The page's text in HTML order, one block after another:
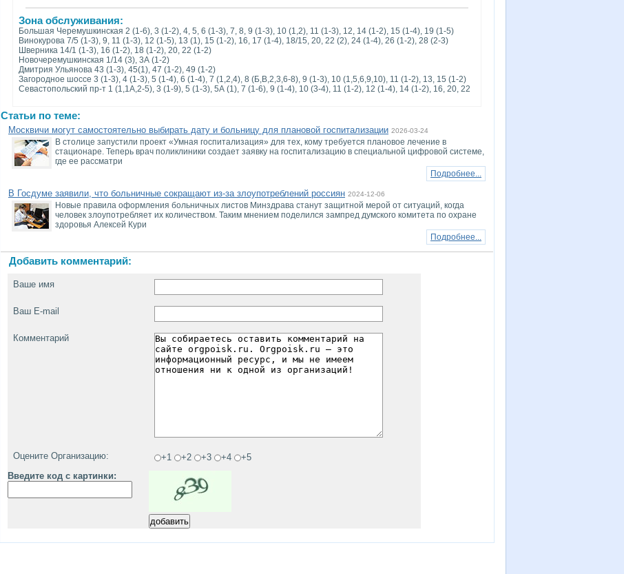
Зона обслуживания:
Большая Черемушкинская 2 (1-6), 3 (1-2), 4, 5, 6 (1-3), 7, 8, 9 (1-3), 10 (1,2), 11 (1-3), 12, 14 (1-2), 15 (1-4), 19 (1-5)
Винокурова 7/5 (1-3), 9, 11 (1-3), 12 (1-5), 13 (1), 15 (1-2), 16, 17 (1-4), 18/15, 20, 22 (2), 24 (1-4), 26 (1-2), 28 (2-3)
Шверника 14/1 (1-3), 16 (1-2), 18 (1-2), 20, 22 (1-2)
Новочеремушкинская 1/14 (3), 3А (1-2)
Дмитрия Ульянова 43 (1-3), 45(1), 47 (1-2), 49 (1-2)
Загородное шоссе 3 (1-3), 4 (1-3), 5 (1-4), 6 (1-4), 7 (1,2,4), 8 (Б,В,2,3,6-8), 9 (1-3), 10 (1,5,6,9,10), 11 (1-2), 13, 15 (1-2)
Севастопольский пр-т 1 (1,1А,2-5), 3 (1-9), 5 (1-3), 5А (1), 7 (1-6), 9 (1-4), 10 (3-4), 11 (1-2), 12 (1-4), 14 (1-2), 16, 20, 22
Статьи по теме:
Москвичи могут самостоятельно выбирать дату и больницу для плановой госпитализации 2026-03-24
В столице запустили проект «Умная госпитализация» для тех, кому требуется плановое лечение в
стационаре. Теперь врач поликлиники создает заявку на госпитализацию в специальной цифровой системе,
где ее рассматри
Подробнее...
В Госдуме заявили, что больничные сокращают из-за злоупотреблений россиян 2024-12-06
Новые правила оформления больничных листов Минздрава станут защитной мерой от ситуаций, когда
человек злоупотребляет их количеством. Таким мнением поделился зампред думского комитета по охране
здоровья Алексей Кури
Подробнее...
Добавить комментарий:
Ваше имя
Ваш E-mail
Комментарий
Оцените Организацию: +1 +2 +3 +4
+5
Введите код с картинки: